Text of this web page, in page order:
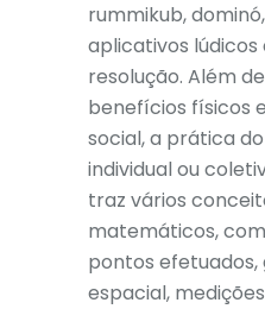
rummikub,
aplicativos
resolução. Além
benefícios físicos
social, a prática
individual ou
traz vários
matemáticos,
pontos
espacial,